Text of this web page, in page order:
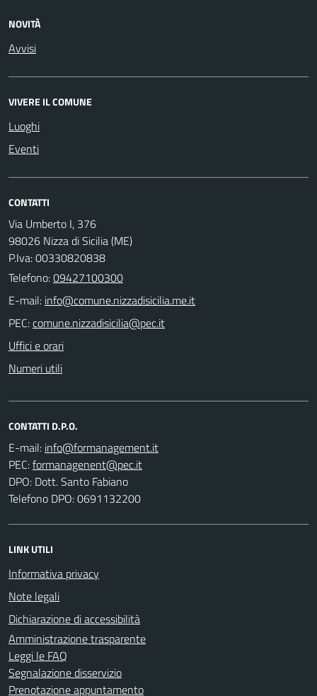
NOVITÀ
Avvisi
VIVERE IL COMUNE
Luoghi
Eventi
CONTATTI
Via Umberto I, 376
98026 Nizza di Sicilia (ME)
P.Iva: 00330820838
Telefono:09427100300
E-mail:
PEC:
Uffici e orari
Numeri utili
CONTATTI D.P.O.
E-mail:
PEC:
DPO: Dott. Santo Fabiano
Telefono DPO: 0691132200
LINK UTILI
Informativa privacy
Note legali
Dichiarazione di accessibilità
Amministrazione trasparente
Leggi le FAQ
Segnalazione disservizio
Prenotazione appuntamento